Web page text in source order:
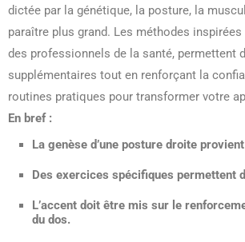
dictée par la génétique, la posture, la
paraître plus grand. Les méthodes
des professionnels de la santé, permettent
supplémentaires tout en renforçant la
routines pratiques pour transformer votre
En bref :
La genèse d’une posture droite
Des exercices spécifiques permettent
L’accent doit être mis sur le
du dos.